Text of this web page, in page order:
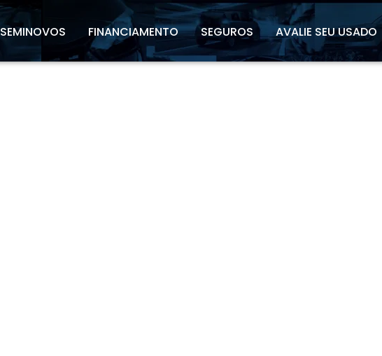
SEMINOVOS FINANCIAMENTO SEGUROS AVALIE SEU USADO